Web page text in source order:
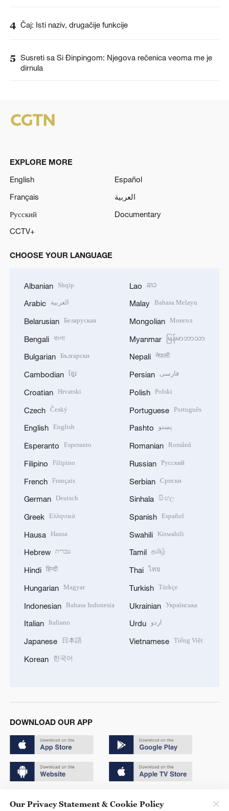
4 Čaj: Isti naziv, drugačije funkcije
5 Susreti sa Si Đinpingom: Njegova rečenica veoma me je
dirnula
EXPLORE MORE
English
Español
Français
العربية
Русский
Documentary
CCTV+
CHOOSE YOUR LANGUAGE
Albanian Shqip
Arabic العربية
Belarusian Беларуская
Bengali বাংলা
Bulgarian Български
Cambodian ខ្មែរ
Croatian Hrvatski
Czech Český
English English
Esperanto Esperanto
Filipino Filipino
French Français
German Deutsch
Greek Ελληνικά
Hausa Hausa
Hebrew עברית
Hindi हिन्दी
Hungarian Magyar
Indonesian Bahasa Indonesia
Italian Italiano
Japanese 日本語
Korean 한국어
Lao ລາວ
Malay Bahasa Melayu
Mongolian Монгол
Myanmar မြန်မာဘာသာ
Nepali नेपाली
Persian فارسی
Polish Polski
Portuguese Português
Pashto پښتو
Romanian Română
Russian Русский
Serbian Српски
Sinhala සිංහල
Spanish Español
Swahili Kiswahili
Tamil தமிழ்
Thai ไทย
Turkish Türkçe
Ukrainian Українська
Urdu اردو
Vietnamese Tiếng Việt
DOWNLOAD OUR APP
Our Privacy Statement & Cookie Policy